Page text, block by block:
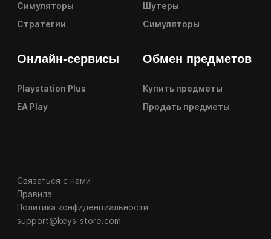
Симуляторы
Стратегии
Шутеры
Симуляторы
Онлайн-сервисы
Playstation Plus
EA Play
Обмен предметов
Купить предметы
Продать предметы
Связаться с нами
Правила
Политика конфиденциальности
support@keys-store.com